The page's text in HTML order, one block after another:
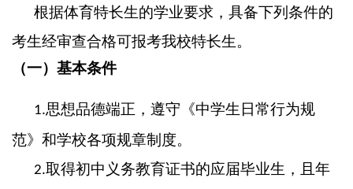
根据体育特长生的学业要求，具备下列条件的
考生经审查合格可报考我校特长生。
（一）基本条件
1.思想品德端正，遵守《中学生日常行为规
范》和学校各项规章制度。
2.取得初中义务教育证书的应届毕业生，且年